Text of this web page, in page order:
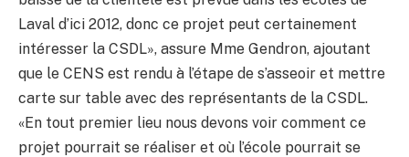
Laval d’ici 2012, donc ce projet peut certainement
intéresser la CSDL», assure Mme Gendron, ajoutant
que le CENS est rendu à l’étape de s’asseoir et mettre
carte sur table avec des représentants de la CSDL.
«En tout premier lieu nous devons voir comment ce
projet pourrait se réaliser et où l’école pourrait se